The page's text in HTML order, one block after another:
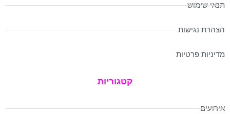
תנאי שימוש
הצהרת נגישות
מדיניות פרטיות
קטגוריות
אירועים